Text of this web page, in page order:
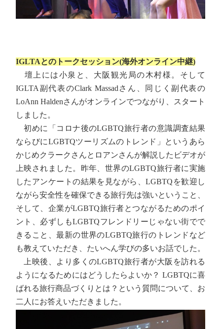
IGLTAとのトークセッション(海外オンライン中継)
壇上には小泉と、大阪観光局の木村様。そして
IGLTA副代表のClark Massadさん、同じく副代表の
LoAnn Haldenさんがオンラインでつながり、スタート
しました。
初めに「コロナ後のLGBTQ旅行者の意識調査結果
ならびにLGBTQツーリズムのトレンド」というあら
かじめクラークさんとロアンさんが解説したビデオが
上映されました。昨年、世界のLGBTQ旅行者に実施
したアンケートの結果を見ながら、LGBTQを歓迎し
ながら安全性を確保できる旅行先は強いということ、
そして、企業がLGBTQ旅行者とつながるためのポイ
ント、必ずしもLGBTQフレンドリーじゃない街でで
きること、最新の世界のLGBTQ旅行のトレンドなど
も教えていただき、たいへん学びの多いお話でした。
上映後、より多くのLGBTQ旅行者が大阪を訪れる
ようになるためにはどうしたらよいか？ LGBTQに喜
ばれる旅行商品づくりとは？という質問について、お
二人にお答えいただきました。